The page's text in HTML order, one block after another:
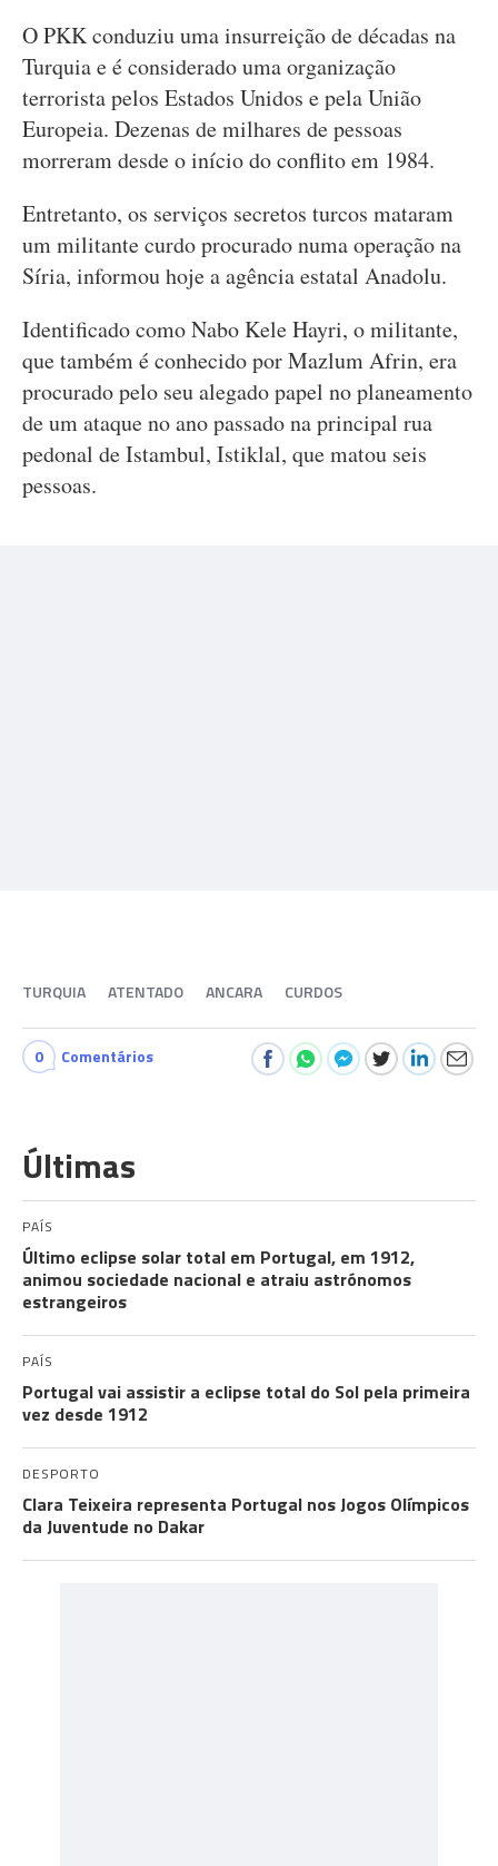
O PKK conduziu uma insurreição de décadas na
Turquia e é considerado uma organização
terrorista pelos Estados Unidos e pela União
Europeia. Dezenas de milhares de pessoas
morreram desde o início do conflito em 1984.
Entretanto, os serviços secretos turcos mataram
um militante curdo procurado numa operação na
Síria, informou hoje a agência estatal Anadolu.
Identificado como Nabo Kele Hayri, o militante,
que também é conhecido por Mazlum Afrin, era
procurado pelo seu alegado papel no planeamento
de um ataque no ano passado na principal rua
pedonal de Istambul, Istiklal, que matou seis
pessoas.
TURQUIA ATENTADO ANCARA CURDOS
0 Comentários
Últimas
PAÍS
Último eclipse solar total em Portugal, em 1912,
animou sociedade nacional e atraiu astrónomos
estrangeiros
PAÍS
Portugal vai assistir a eclipse total do Sol pela primeira
vez desde 1912
DESPORTO
Clara Teixeira representa Portugal nos Jogos Olímpicos
da Juventude no Dakar